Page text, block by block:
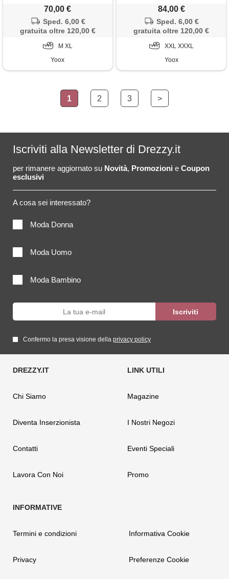
70,00 €
Sped. 6,00 €
gratuita oltre 120,00 €
M XL
Yoox
84,00 €
Sped. 6,00 €
gratuita oltre 120,00 €
XXL XXXL
Yoox
1 2 3 >
Iscriviti alla Newsletter di Drezzy.it
per rimanere aggiornato su Novità, Promozioni e Coupon
esclusivi
A cosa sei interessato?
Moda Donna
Moda Uomo
Moda Bambino
Confermo la presa visione della privacy policy
Chi Siamo
Diventa Inserzionista
Contatti
Lavora Con Noi
Magazine
I Nostri Negozi
Eventi Speciali
Promo
Termini e condizioni
Privacy
Informativa Cookie
Preferenze Cookie